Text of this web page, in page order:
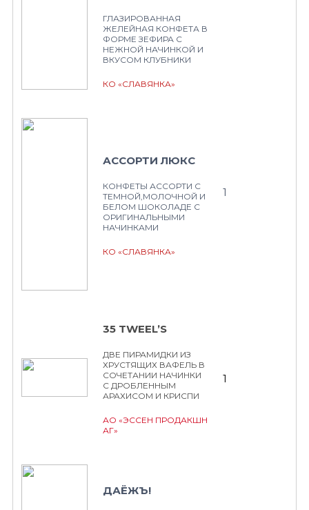
ГЛАЗИРОВАННАЯ
ЖЕЛЕЙНАЯ КОНФЕТА В
ФОРМЕ ЗЕФИРА С
НЕЖНОЙ НАЧИНКОЙ И
ВКУСОМ КЛУБНИКИ
КО «СЛАВЯНКА»
АССОРТИ ЛЮКС
КОНФЕТЫ АССОРТИ С
ТЕМНОЙ,МОЛОЧНОЙ И
БЕЛОМ ШОКОЛАДЕ С
ОРИГИНАЛЬНЫМИ
НАЧИНКАМИ
КО «СЛАВЯНКА»
1
35 TWEEL’S
ДВЕ ПИРАМИДКИ ИЗ
ХРУСТЯЩИХ ВАФЕЛЬ В
СОЧЕТАНИИ НАЧИНКИ
С ДРОБЛЕННЫМ
АРАХИСОМ И КРИСПИ
АО «ЭССЕН ПРОДАКШН
АГ»
1
ДАЁЖЪ!